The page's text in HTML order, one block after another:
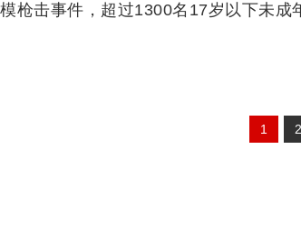
模枪击事件，超过1300名17岁以下未成
1 2